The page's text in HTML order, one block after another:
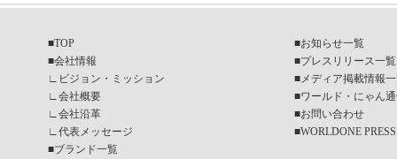
■TOP
■会社情報
∟
ビジョン・ミッション
∟ 会社概要
∟ 会社沿革
∟ 代表メッセージ
■ブランド一覧
■お知らせ一覧
■プレスリリース一覧
■ メディア掲載情報
■ワールド・にゃん
■お問い合わせ
■WORLDONE PRESS